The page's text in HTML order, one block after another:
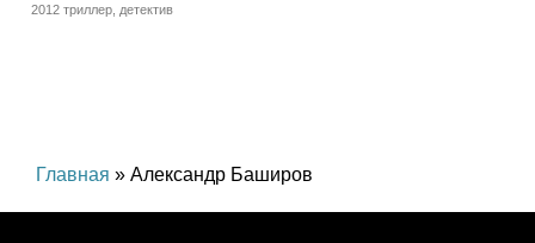
2012 триллер, детектив
Главная » Александр Баширов